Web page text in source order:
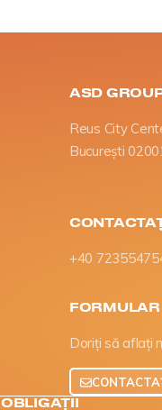
ASD
Reus City
București
+40
Doriți să aflați
OBLIGAȚII